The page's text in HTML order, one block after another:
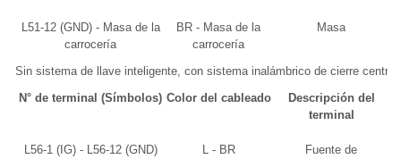
L51-12 (GND) - Masa de la
carrocería
BR - Masa de la
carrocería
Masa
Sin sistema de llave inteligente, con sistema inalámbrico de cierre
N° de terminal (Símbolos) Color del cableado
Descripción del
terminal
L56-1 (IG) - L56-12 (GND) L - BR
Fuente de